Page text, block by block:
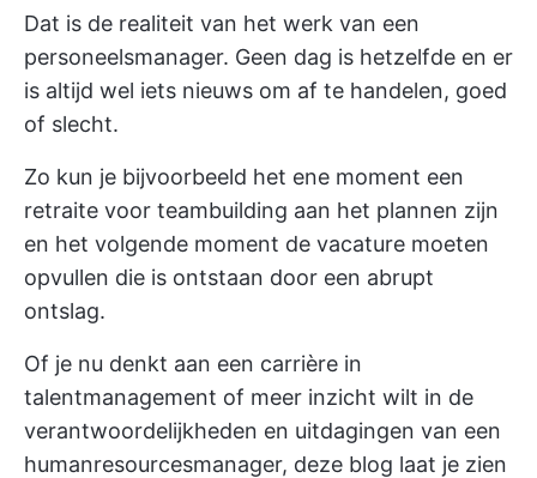
Dat is de realiteit van het werk van een
personeelsmanager. Geen dag is hetzelfde en er
is altijd wel iets nieuws om af te handelen, goed
of slecht.
Zo kun je bijvoorbeeld het ene moment een
retraite voor teambuilding aan het plannen zijn
en het volgende moment de vacature moeten
opvullen die is ontstaan door een abrupt
ontslag.
Of je nu denkt aan een carrière in
talentmanagement of meer inzicht wilt in de
verantwoordelijkheden en uitdagingen van een
humanresourcesmanager, deze blog laat je zien